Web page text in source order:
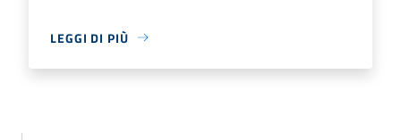
LEGGI DI PIÙ